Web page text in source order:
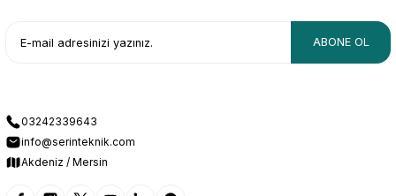
ABONE OL
03242339643
info@serinteknik.com
Akdeniz / Mersin